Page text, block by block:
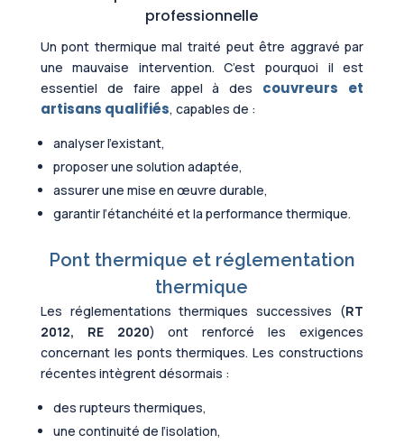
professionnelle
Un pont thermique mal traité peut être aggravé par
une mauvaise intervention. C’est pourquoi il est
essentiel de faire appel à des couvreurs et
artisans qualifiés, capables de :
analyser l’existant,
proposer une solution adaptée,
assurer une mise en œuvre durable,
garantir l’étanchéité et la performance thermique.
Pont thermique et réglementation
thermique
Les réglementations thermiques successives (RT
2012, RE 2020) ont renforcé les exigences
concernant les ponts thermiques. Les constructions
récentes intègrent désormais :
des rupteurs thermiques,
une continuité de l’isolation,